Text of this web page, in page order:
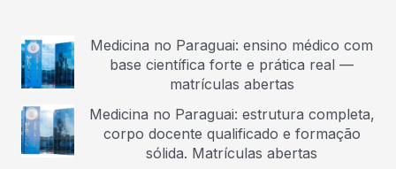
Medicina no Paraguai: ensino médico com
base científica forte e prática real —
matrículas abertas
Medicina no Paraguai: estrutura completa,
corpo docente qualificado e formação
sólida. Matrículas abertas